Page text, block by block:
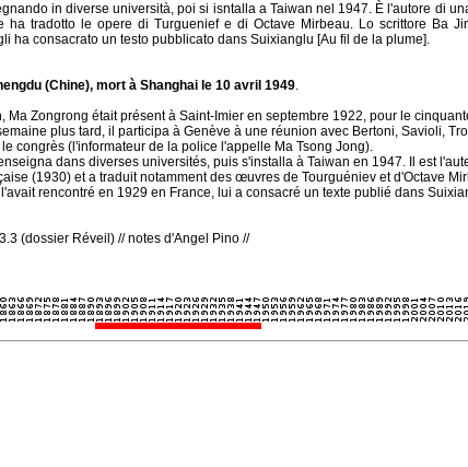
in diverse università, poi si isntalla a Taiwan nel 1947. È l'autore di
ha tradotto le opere di Turguenief e di Octave Mirbeau. Lo scrittore Ba
ha consacrato un testo pubblicato dans Suixianglu [Au fil de la plume].
(Chine), mort à Shanghai le 10 avril 1949.
Ma Zongrong était présent à Saint-Imier en septembre 1922, pour le
plus tard, il participa à Genève à une réunion avec Bertoni, Savioli,
congrès (l'informateur de la police l'appelle Ma Tsong Jong).
dans diverses universités, puis s'installa à Taiwan en 1947. Il est
(1930) et a traduit notamment des œuvres de Tourguéniev et d'Octave
rencontré en 1929 en France, lui a consacré un texte publié dans
(dossier Réveil) // notes d'Angel Pino //